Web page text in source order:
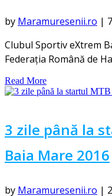
by Maramuresenii.ro |
Clubul Sportiv eXtrem
Federația Română de
Read More
3 zile până la
Baia Mare 2016
by Maramuresenii.ro |